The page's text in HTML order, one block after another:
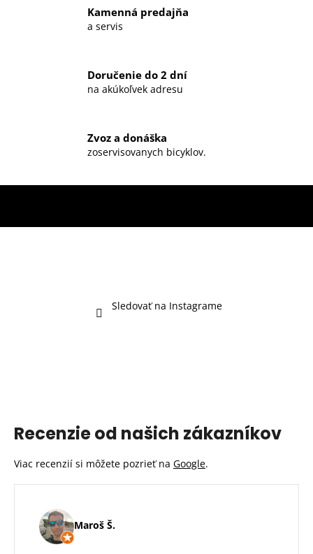
Kamenná predajňa
a servis
Doručenie do 2 dní
na akúkoľvek adresu
Zvoz a donáška
zoservisovanych bicyklov.
Sledovať na Instagrame
Recenzie od našich zákazníkov
Viac recenzií si môžete pozrieť na Google.
Maroš Š.